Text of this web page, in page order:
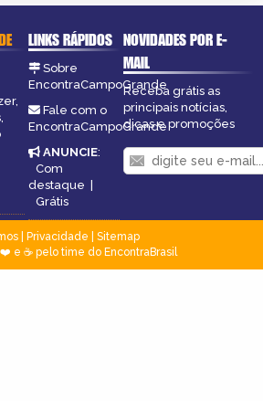
LINKS RÁPIDOS
Sobre
EncontraCampoGrande
Fale com o
EncontraCampoGrande
ANUNCIE:
Com
destaque |
Grátis
NOVIDADES POR E-
MAIL
Receba grátis as
principais notícias,
dicas e promoções
| Privacidade
Sitemap
e ☕ pelo time do EncontraBrasil